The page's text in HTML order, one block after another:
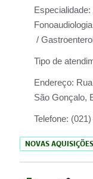
Especialidade:
/
Tipo de
Endereço:
São Gonçalo,
Telefone:
NOVAS AQUISIÇÕES